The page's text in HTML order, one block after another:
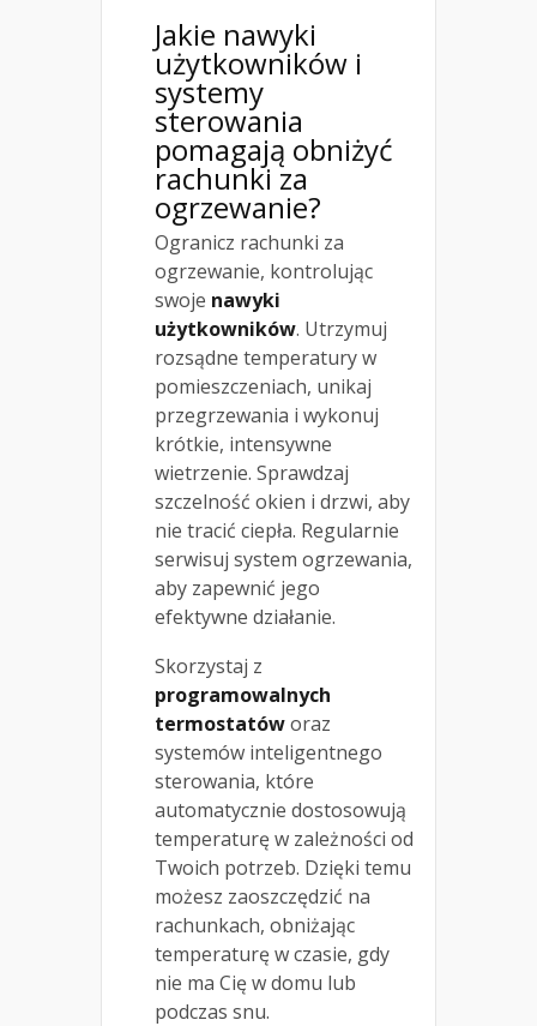
Jakie nawyki
użytkowników i
systemy
sterowania
pomagają obniżyć
rachunki za
ogrzewanie?
Ogranicz rachunki za
ogrzewanie, kontrolując
swoje nawyki
użytkowników. Utrzymuj
rozsądne temperatury w
pomieszczeniach, unikaj
przegrzewania i wykonuj
krótkie, intensywne
wietrzenie. Sprawdzaj
szczelność okien i drzwi, aby
nie tracić ciepła. Regularnie
serwisuj system ogrzewania,
aby zapewnić jego
efektywne działanie.
Skorzystaj z
programowalnych
termostatóworaz
systemów inteligentnego
sterowania, które
automatycznie dostosowują
temperaturę w zależności od
Twoich potrzeb. Dzięki temu
możesz zaoszczędzić na
rachunkach, obniżając
temperaturę w czasie, gdy
nie ma Cię w domu lub
podczas snu.